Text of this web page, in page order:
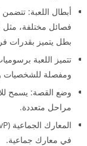
أبطال اللعبة:
فصائل مختلفة، مثل
بطل يتميز بقدرات
تتميز اللعبة
ومفصلة للشخصيات
وضع القصة: يسمح
مراحل متعددة.
في معارك جماعية.